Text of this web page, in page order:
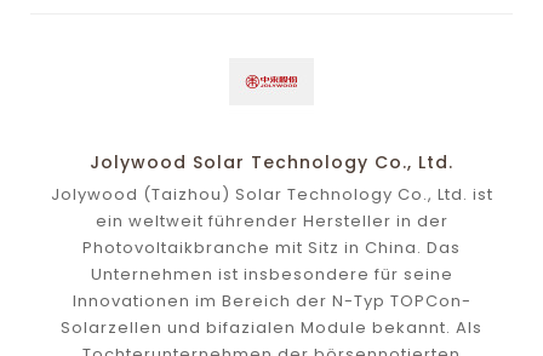
Jolywood Solar Technology Co., Ltd.
Jolywood (Taizhou) Solar Technology Co., Ltd. ist
ein weltweit führender Hersteller in der
Photovoltaikbranche mit Sitz in China. Das
Unternehmen ist insbesondere für seine
Innovationen im Bereich der N-Typ TOPCon-
Solarzellen und bifazialen Module bekannt. Als